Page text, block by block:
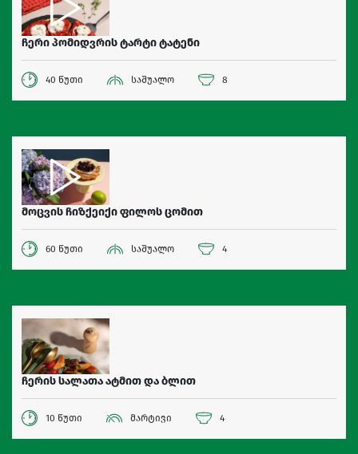
ჩერი პომიდვრის ტარტი ტატენი
40 წუთი საშუალო 8
მოცვის ჩიზქეიქი ფილოს ცომით
60 წუთი საშუალო 4
ჩერის სალათა ატმით და ბლით
10 წუთი მარტივი 4